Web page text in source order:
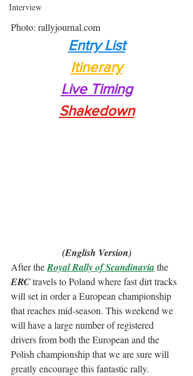
Interview
Photo: rallyjournal.com
Entry List
Itinerary
Live Timing
Shakedown
(English Version)
After the Royal Rally of Scandinavia the
ERC travels to Poland where fast dirt tracks
will set in order a European championship
that reaches mid-season. This weekend we
will have a large number of registered
drivers from both the European and the
Polish championship that we are sure will
greatly encourage this fantastic rally.